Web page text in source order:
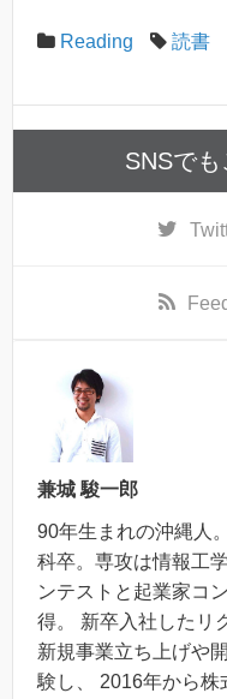
Reading 読書
SNSでも
兼城 駿一郎
90年生まれの沖縄人
科卒。専攻は情報工
ンテストと起業家コ
得。 新卒入社したリ
新規事業立ち上げや
験し、 2016年から